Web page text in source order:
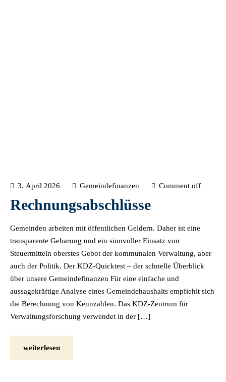
3. April 2026 Gemeindefinanzen Comment off
Rechnungsabschlüsse
Gemeinden arbeiten mit öffentlichen Geldern. Daher ist eine
transparente Gebarung und ein sinnvoller Einsatz von
Steuermitteln oberstes Gebot der kommunalen Verwaltung, aber
auch der Politik. Der KDZ-Quicktest – der schnelle Überblick
über unsere Gemeindefinanzen Für eine einfache und
aussagekräftige Analyse eines Gemeindehaushalts empfiehlt sich
die Berechnung von Kennzahlen. Das KDZ-Zentrum für
Verwaltungsforschung verwendet in der […]
weiterlesen